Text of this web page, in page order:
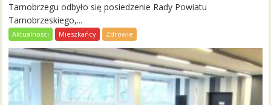
Tarnobrzegu odbyło się posiedzenie Rady Powiatu
Tarnobrzeskiego,...
Aktualności Mieszkańcy Zdrowie